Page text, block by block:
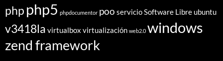
php php5 phpdocumentor poo servicioSoftware Libre ubuntu
v3418la virtualbox virtualización web2.0 windows
zend framework